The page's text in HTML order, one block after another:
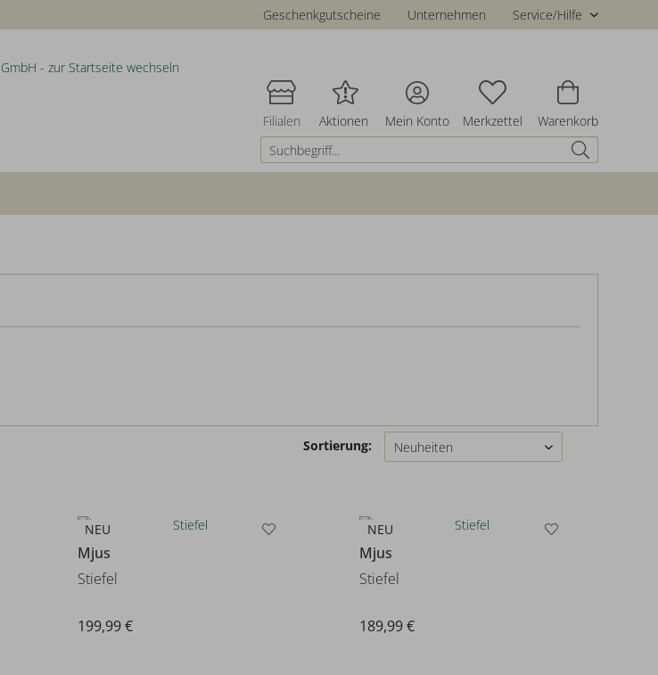
Geschenkgutscheine Unternehmen Service/Hilfe
Filialen Aktionen Mein Konto Merkzettel Warenkorb
Sortierung:
NEU
Mjus
Stiefel
199,99 €
NEU
Mjus
Stiefel
189,99 €